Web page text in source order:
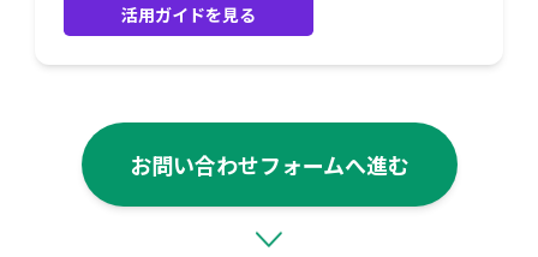
活用ガイドを見る
お問い合わせフォームへ進む